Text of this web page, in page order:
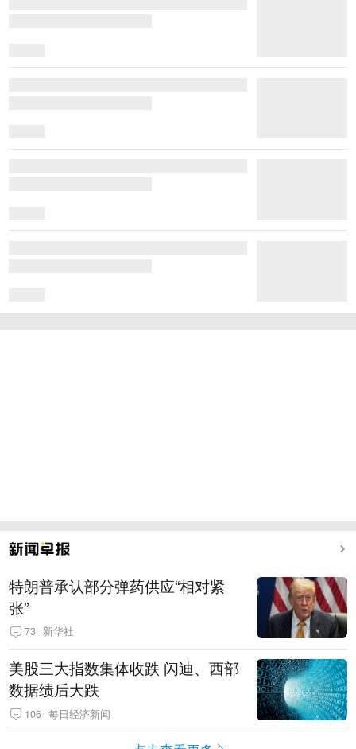
特朗普承认部分弹药供应“相对紧
张”
73 新华社
美股三大指数集体收跌 闪迪、西部
数据绩后大跌
106 每日经济新闻